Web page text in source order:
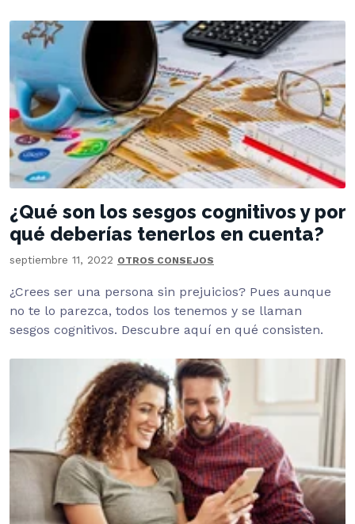
¿Qué son los sesgos cognitivos y por
qué deberías tenerlos en cuenta?
septiembre 11, 2022 OTROS CONSEJOS
¿Crees ser una persona sin prejuicios? Pues aunque
no te lo parezca, todos los tenemos y se llaman
sesgos cognitivos. Descubre aquí en qué consisten.